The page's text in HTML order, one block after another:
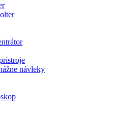
návleky